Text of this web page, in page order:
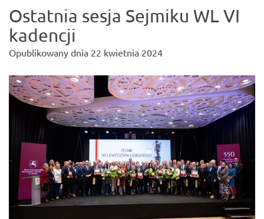
Ostatnia sesja Sejmiku WL VI
kadencji
Opublikowany dnia 22 kwietnia 2024